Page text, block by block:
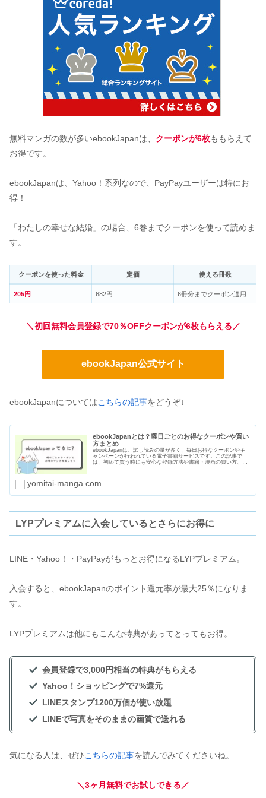
無料マンガの数が多いebookJapanは、 クーポンが6枚ももらえて
お得です。
ebookJapanは、Yahoo！系列なので、PayPayユーザーは特にお
得！
「わたしの幸せな結婚」の場合、6巻までクーポンを使って読めま
す。
クーポンを使った料金 定価 使える冊数
205円 682円 6冊分までクーポン適用
＼初回無料会員登録で70％OFFクーポンが6枚もらえる／
ebookJapan公式サイト
ebookJapanについてはこちらの記事をどうぞ↓
ebookJapanとは？曜日ごとのお得なクーポンや買い
方まとめ
ebookJapanは、試し読みの量が多く、毎日お得なクーポンやキ
ャンペーンが行われている電子書籍サービスです。この記事で
は、初めて買う時にも安心な登録方法や書籍・漫画の買い方、曜
yomitai-manga.com
LYPプレミアムに入会しているとさらにお得に
LINE・Yahoo！・PayPayがもっとお得になるLYPプレミアム。
入会すると、ebookJapanのポイント還元率が最大25％になりま
す。
LYPプレミアムは他にもこんな特典があってとってもお得。
会員登録で3,000円相当の特典がもらえる
Yahoo！ショッピングで7%還元
LINEスタンプ1200万個が使い放題
LINEで写真をそのままの画質で送れる
気になる人は、ぜひこちらの記事を読んでみてくださいね。
＼3ヶ月無料でお試しできる／